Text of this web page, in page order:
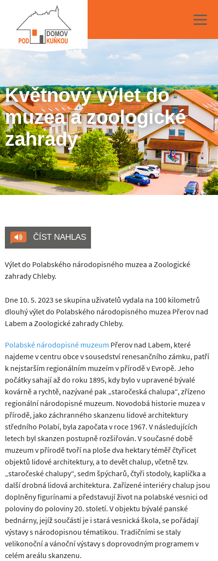
Květnový výlet do
muzea a zoologické
zahrady
ČÍST NAHLAS
Výlet do Polabského národopisného muzea a Zoologické
zahrady Chleby.
Dne 10. 5. 2023 se skupina uživatelů vydala na 100 kilometrů
dlouhý výlet do Polabského národopisného muzea Přerov nad
Labem a Zoologické zahrady Chleby.
Polabské národopisné muzeum Přerov nad Labem, které
najdeme v centru obce v sousedství renesančního zámku, patří
k nejstarším regionálním muzeím v přírodě v Evropě. Jeho
počátky sahají až do roku 1895, kdy bylo v upravené bývalé
kovárně a rychtě, nazývané pak „staročeská chalupa“, zřízeno
regionální národopisné muzeum. Novodobá historie muzea v
přírodě, jako záchranného skanzenu lidové architektury
středního Polabí, byla započata v roce 1967. V následujících
letech byl skanzen postupně rozšiřován. V současné době
muzeum v přírodě tvoří na ploše dva hektary téměř čtyřicet
objektů lidové architektury, a to devět chalup, včetně tzv.
„staročeské chalupy“, sedm špýcharů, čtyři stodoly, kaplička a
další drobná lidová architektura. Zařízené interiéry chalup jsou
doplněny figurínami a představují život na polabské vesnici od
poloviny do poloviny 20. století. V objektu bývalé panské
bednárny, jejíž součástí je i stará vesnická škola, se pořádají
výstavy s národopisnou tématikou. Tradičními se staly
velikonoční a vánoční výstavy s doprovodným programem v
celém areálu skanzenu.